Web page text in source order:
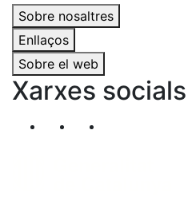
Sobre nosaltres
Enllaços
Sobre el web
Xarxes socials
Segueix-nos al